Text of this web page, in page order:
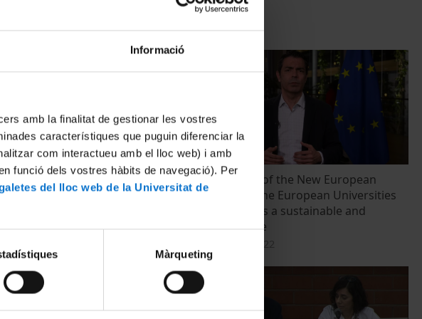
Informació
amb la finalitat de gestionar les vostres
característiques que puguin diferenciar la
com interactueu amb el lloc web) i amb
funció dels vostres hàbits de navegació). Per
del lloc web de la Universitat de
Màrqueting
de la XI Jornada Ambiental
The principles of the New European
Bauhaus and the European Universities
values: towards a sustainable and
inclusive future